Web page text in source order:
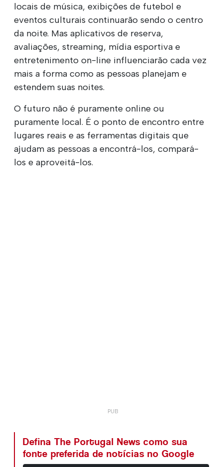
locais de música, exibições de futebol e
eventos culturais continuarão sendo o centro
da noite. Mas aplicativos de reserva,
avaliações, streaming, mídia esportiva e
entretenimento on-line influenciarão cada vez
mais a forma como as pessoas planejam e
estendem suas noites.
O futuro não é puramente online ou
puramente local. É o ponto de encontro entre
lugares reais e as ferramentas digitais que
ajudam as pessoas a encontrá-los, compará-
los e aproveitá-los.
Defina The Portugal News como sua
fonte preferida de notícias no Google